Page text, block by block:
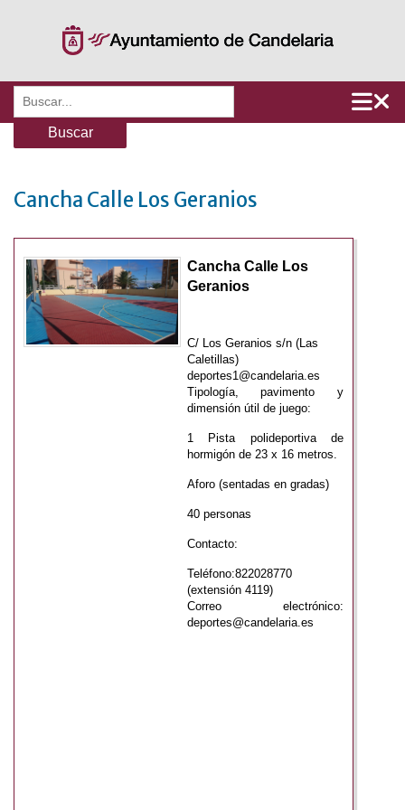
Buscar:
Cancha Calle Los Geranios
Cancha Calle Los
Geranios
C/ Los Geranios s/n (Las
Caletillas)
deportes1@candelaria.es
Tipología, pavimento y
dimensión útil de juego:
1 Pista polideportiva de
hormigón de 23 x 16 metros.
Aforo (sentadas en gradas)
40 personas
Contacto:
Teléfono:822028770
(extensión 4119)
Correo electrónico:
deportes@candelaria.es